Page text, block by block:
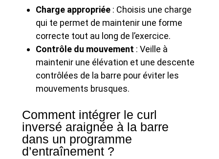
Charge appropriée : Choisis une charge
qui te permet de maintenir une forme
correcte tout au long de l’exercice.
Contrôle du mouvement : Veille à
maintenir une élévation et une descente
contrôlées de la barre pour éviter les
mouvements brusques.
Comment intégrer le curl
inversé araignée à la barre
dans un programme
d’entraînement ?